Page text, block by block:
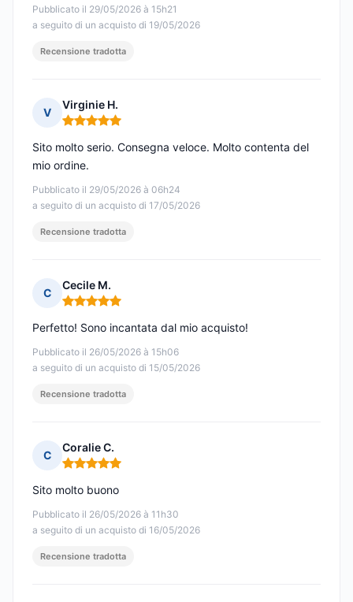
Pubblicato il 29/05/2026 à 15h21
a seguito di un acquisto di 19/05/2026
Recensione tradotta
V
Virginie H.
Nota: 5 su 5
Pubblicato il 29/05/2026 à 06h24
a seguito di un acquisto di 17/05/2026
Sito molto serio. Consegna veloce. Molto contenta del
mio ordine.
Recensione tradotta
C
Cecile M.
Nota: 5 su 5
Pubblicato il 26/05/2026 à 15h06
a seguito di un acquisto di 15/05/2026
Perfetto! Sono incantata dal mio acquisto!
Recensione tradotta
C
Coralie C.
Nota: 5 su 5
Pubblicato il 26/05/2026 à 11h30
a seguito di un acquisto di 16/05/2026
Sito molto buono
Recensione tradotta